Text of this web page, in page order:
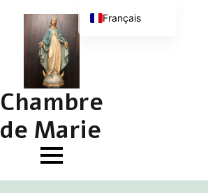
Chambre
de Marie
Français